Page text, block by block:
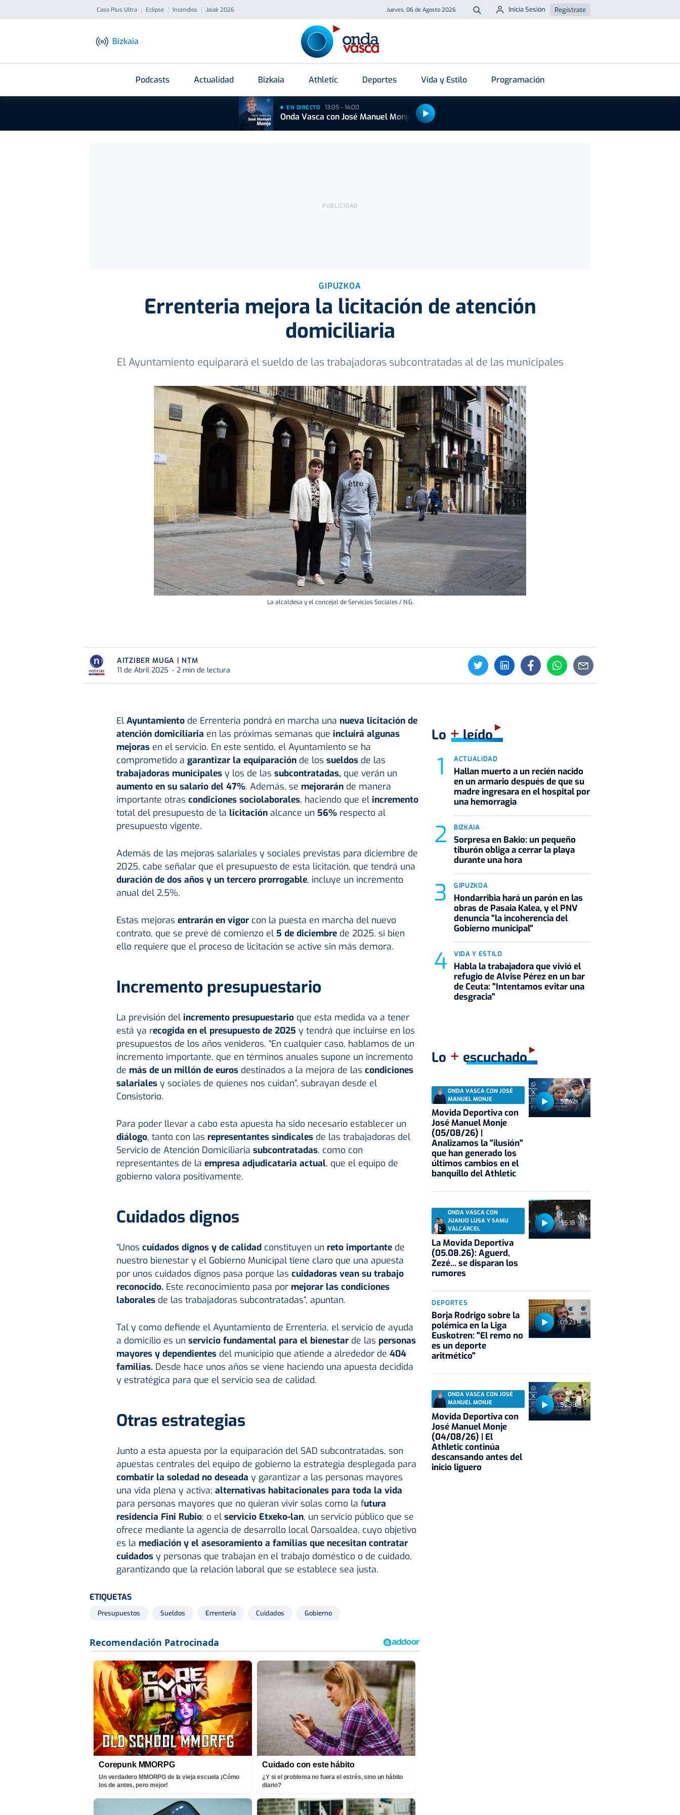
Caso Plus Ultra Eclipse Incendios Jaiak 2026 Jueves, 06 de Agosto 2026 Buscar
Inicia Sesión Regístrate
Bizkaia
Podcasts Actualidad Bizkaia Athletic Deportes Vida y Estilo Programación
EN DIRECTO 13:05 - 14:00
Onda Vasca con José Manuel Monje
GIPUZKOA
Errenteria mejora la licitación de atención
domiciliaria
El Ayuntamiento equiparará el sueldo de las trabajadoras subcontratadas al de las municipales
La alcaldesa y el concejal de Servicios Sociales / N.G.
AITZIBER MUGA | NTM
11 de Abril 2025
2 min de lectura
El Ayuntamientode Errenteria pondrá en marcha una nueva licitación de
atención domiciliaria en las próximas semanas que incluirá algunas
mejorasen el servicio. En este sentido, el Ayuntamiento se ha
comprometido a garantizar la equiparaciónde los sueldosde las
trabajadoras municipales y los de las subcontratadas,que verán un
aumento en su salario del 47%. Además, se mejorarán de manera
importante otras condiciones sociolaborales, haciendo que el incremento
total del presupuesto de la licitaciónalcance un 56%respecto al
presupuesto vigente.
Además de las mejoras salariales y sociales previstas para diciembre de
2025, cabe señalar que el presupuesto de esta licitación, que tendrá una
duración de dos años y un tercero prorrogable, incluye un incremento
anual del 2,5%.
Estas mejoras entrarán en vigorcon la puesta en marcha del nuevo
contrato, que se prevé dé comienzo el 5 de diciembre de 2025, si bien
ello requiere que el proceso de licitación se active sin más demora.
Incremento presupuestario
La previsión del incremento presupuestario que esta medida va a tener
está ya recogida en el presupuesto de 2025 y tendrá que incluirse en los
presupuestos de los años venideros. “En cualquier caso, hablamos de un
incremento importante, que en términos anuales supone un incremento
de más de un millón de eurosdestinados a la mejora de las condiciones
salariales y sociales de quienes nos cuidan”, subrayan desde el
Consistorio.
Para poder llevar a cabo esta apuesta ha sido necesario establecer un
diálogo, tanto con las representantes sindicalesde las trabajadoras del
Servicio de Atención Domiciliaria subcontratadas, como con
representantes de la empresa adjudicataria actual, que el equipo de
gobierno valora positivamente.
Cuidados dignos
“Unos cuidados dignos y de calidad constituyen un reto importante de
nuestro bienestar y el Gobierno Municipal tiene claro que una apuesta
por unos cuidados dignos pasa porque las cuidadoras vean su trabajo
reconocido.Este reconocimiento pasa por mejorar las condiciones
laboralesde las trabajadoras subcontratadas”, apuntan.
Tal y como defiende el Ayuntamiento de Errenteria, el servicio de ayuda
a domicilio es un servicio fundamental para el bienestar de las personas
mayores y dependientes del municipio que atiende a alrededor de 404
familias. Desde hace unos años se viene haciendo una apuesta decidida
y estratégica para que el servicio sea de calidad.
Otras estrategias
Junto a esta apuesta por la equiparación del SAD subcontratadas, son
apuestas centrales del equipo de gobierno la estrategia desplegada para
combatir la soledad no deseada y garantizar a las personas mayores
una vida plena y activa; alternativas habitacionales para toda la vida
para personas mayores que no quieran vivir solas como la futura
residencia Fini Rubio; o elservicio Etxeko-lan, un servicio público que se
ofrece mediante la agencia de desarrollo local Oarsoaldea, cuyo objetivo
es la mediación y el asesoramiento a familias que necesitan contratar
cuidadosy personas que trabajan en el trabajo doméstico o de cuidado,
garantizando que la relación laboral que se establece sea justa.
ETIQUETAS
Presupuestos Sueldos Errenteria Cuidados Gobierno
Corepunk MMORPG
Un verdadero MMORPG de la vieja escuela ¡Cómo
los de antes, pero mejor!
Cuidado con este hábito
¿Y si el problema no fuera el estrés, sino un hábito
diario?
Lo +leído
ACTUALIDAD
Hallan muerto a un recién nacido
en un armario después de que su
madre ingresara en el hospital por
una hemorragia
BIZKAIA
Sorpresa en Bakio: un pequeño
tiburón obliga a cerrar la playa
durante una hora
GIPUZKOA
Hondarribia hará un parón en las
obras de Pasaia Kalea, y el PNV
denuncia "la incoherencia del
Gobierno municipal"
VIDA Y ESTILO
Habla la trabajadora que vivió el
refugio de Alvise Pérez en un bar
de Ceuta: "Intentamos evitar una
desgracia"
Lo + escuchado
52:42
ONDA VASCA CON JOSÉ
MANUEL MONJE
Movida Deportiva con
José Manuel Monje
(05/08/26) |
Analizamos la "ilusión"
que han generado los
últimos cambios en el
banquillo del Athletic
55:18
ONDA VASCA CON
JUANJO LUSA Y SAMU
VALCÁRCEL
La Movida Deportiva
(05.08.26): Aguerd,
Zezé... se disparan los
rumores
09:23
DEPORTES
Borja Rodrigo sobre la
polémica en la Liga
Euskotren: "El remo no
es un deporte
aritmético"
52:38
ONDA VASCA CON JOSÉ
MANUEL MONJE
Movida Deportiva con
José Manuel Monje
(04/08/26) | El
Athletic continúa
descansando antes del
inicio liguero